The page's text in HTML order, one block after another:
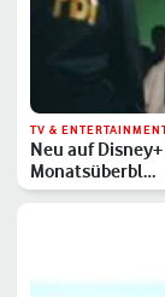
TV &
Neu auf
Monatsüberbl…